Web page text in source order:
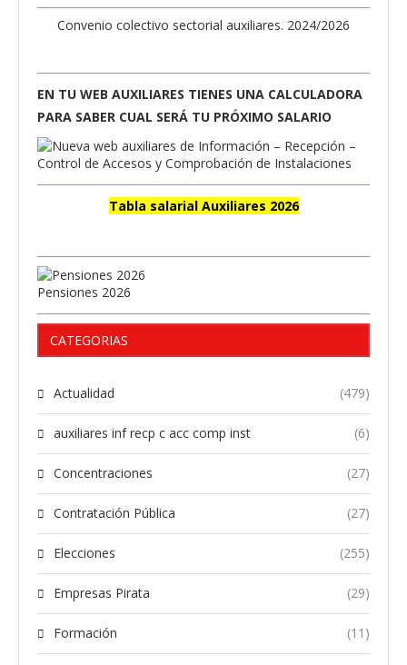
Convenio colectivo sectorial auxiliares. 2024/2026
EN TU WEB AUXILIARES TIENES UNA CALCULADORA
PARA SABER CUAL SERÁ TU PRÓXIMO SALARIO
Tabla salarial Auxiliares 2026
Pensiones 2026
CATEGORIAS
Actualidad (479)
auxiliares inf recp c acc comp inst (6)
Concentraciones (27)
Contratación Pública (27)
Elecciones (255)
Empresas Pirata (29)
Formación (11)